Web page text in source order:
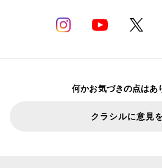
何かお気づきの点はあ
クラシルに意見